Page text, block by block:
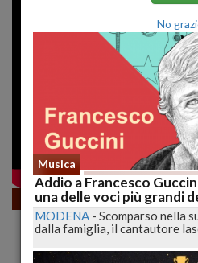
Fumetti
NUOVE LETTURE e
CONOSCENZE!
lucadeejay
No
Musica
Addio a Francesco
una delle voci più grandi
MODENA - Scomparso nella
dalla famiglia, il cantautore